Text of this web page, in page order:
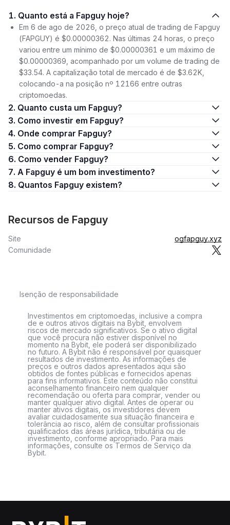
1. Quanto está a Fapguy hoje?
Em 6 de ago de 2026, o preço atual de trading de Fapguy
(FAPGUY) é $0.00000362. Nas últimas 24 horas, o preço
variou entre um mínimo de $0.00000361 e um máximo de
$0.00000369, acompanhado por um volume de trading de
$33.54. A capitalização total de mercado é de $3.62K,
colocando-a na posição nº 12166 entre outras
criptomoedas.
2. Quanto custa um Fapguy?
3. Como investir em Fapguy?
4. Onde comprar Fapguy?
5. Como comprar Fapguy?
6. Como vender Fapguy?
7. A Fapguy é um bom investimento?
8. Quantos Fapguy existem?
Recursos de Fapguy
Site
ogfapguy.xyz
Comunidade
Isenção de responsabilidade
Investimentos em criptomoedas, inclusive a compra
de e outros ativos digitais na Bybit, envolvem
riscos de mercado significativos. Se o ativo digital
que você procura não estiver disponível no
momento na Bybit, ele poderá ser disponibilizado
no futuro. A Bybit não é responsável por quaisquer
resultados de investimento. As informações de
preços e outros dados apresentados aqui são
obtidos de fontes públicas e fornecidos apenas
para fins informativos. Este conteúdo não constitui
aconselhamento financeiro nem qualquer
recomendação ou oferta para comprar, vender ou
manter qualquer ativo digital. Antes de operar ou
manter ativos digitais, os investidores devem
avaliar cuidadosamente sua situação financeira e
tolerância ao risco, além de consultar profissionais
qualificados das áreas jurídica, tributária ou de
investimento, conforme apropriado. Para mais
informações, consulte os Termos de Serviço da
Bybit.